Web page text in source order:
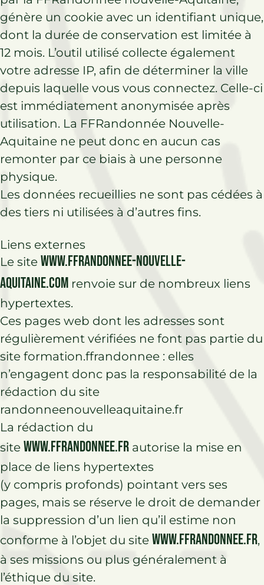
génère un cookie avec un identifiant unique,
dont la durée de conservation est limitée à
12 mois. L’outil utilisé collecte également
votre adresse IP, afin de déterminer la ville
depuis laquelle vous vous connectez. Celle-ci
est immédiatement anonymisée après
utilisation. La FFRandonnée Nouvelle-
Aquitaine ne peut donc en aucun cas
remonter par ce biais à une personne
physique.
Les données recueillies ne sont pas cédées à
des tiers ni utilisées à d’autres fins.
Liens externes
Le site www.ffrandonnee-nouvelle-
aquitaine.com renvoie sur de nombreux liens
hypertextes.
Ces pages web dont les adresses sont
régulièrement vérifiées ne font pas partie du
site formation.ffrandonnee : elles
n’engagent donc pas la responsabilité de la
rédaction du site
randonneenouvelleaquitaine.fr
La rédaction du
site www.ffrandonnee.fr autorise la mise en
place de liens hypertextes
(y compris profonds) pointant vers ses
pages, mais se réserve le droit de demander
la suppression d’un lien qu’il estime non
conforme à l’objet du site www.ffrandonnee.fr,
à ses missions ou plus généralement à
l’éthique du site.